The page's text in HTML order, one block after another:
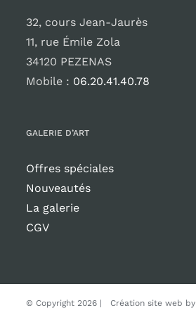
32, cours Jean-Jaurès
11, rue Émile Zola
34120 PEZENAS
Mobile : 06.20.41.40.78
GALERIE D’ART
Offres spéciales
Nouveautés
La galerie
CGV
© Copyright 2026 | Création site web by